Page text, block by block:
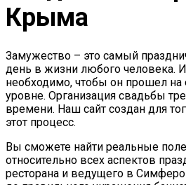
Крыма
Замужество – это самый
день в жизни любого человека.
необходимо, чтобы он прошел
уровне. Организация свадьбы
времени. Наш сайт создан для
этот процесс.
Вы сможете найти реальные
относительно всех аспектов
ресторана и ведущего в